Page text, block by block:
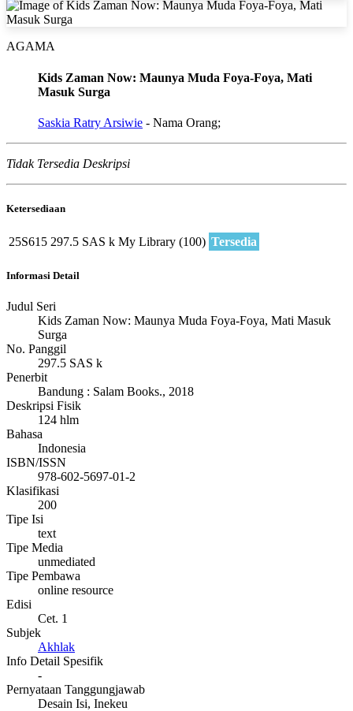
AGAMA
Kids Zaman Now: Maunya Muda Foya-Foya, Mati
Masuk Surga
Saskia Ratry Arsiwie - Nama Orang;
Tidak Tersedia Deskripsi
Ketersediaan
25S615 297.5 SAS k My Library (100) Tersedia
Informasi Detail
Judul Seri
Kids Zaman Now: Maunya Muda Foya-Foya, Mati Masuk
Surga
No. Panggil
297.5 SAS k
Penerbit
Bandung : Salam Books., 2018
Deskripsi Fisik
124 hlm
Bahasa
Indonesia
ISBN/ISSN
978-602-5697-01-2
Klasifikasi
200
Tipe Isi
text
Tipe Media
unmediated
Tipe Pembawa
online resource
Edisi
Cet. 1
Subjek
Akhlak
Info Detail Spesifik
-
Pernyataan Tanggungjawab
Desain Isi, Inekeu